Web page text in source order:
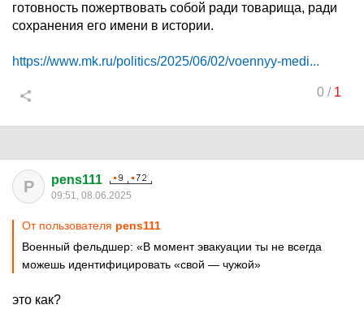
готовность пожертвовать собой ради товарища, ради
сохранения его имени в истории.
https://www.mk.ru/politics/2025/06/02/voennyy-medi...
0/ 1
P pens111
09:51, 08.06.2025
От пользователя pens111
Военный фельдшер: «В момент эвакуации ты не всегда
можешь идентифицировать «свой — чужой»
это как?